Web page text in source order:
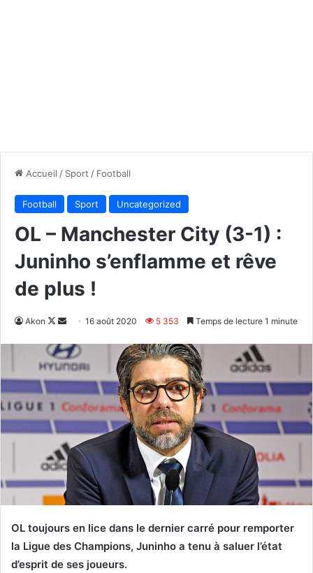
Accueil / Sport / Football
Football Sport Uncategorized
OL – Manchester City (3-1) :
Juninho s’enflamme et rêve
de plus !
Akon
Follow
X
Envoyer
courriel
16 août 2020 5 353 Temps de lecture 1 minute
OL toujours en lice dans le dernier carré pour remporter
la Ligue des Champions, Juninho a tenu à saluer l’état
d’esprit de ses joueurs.